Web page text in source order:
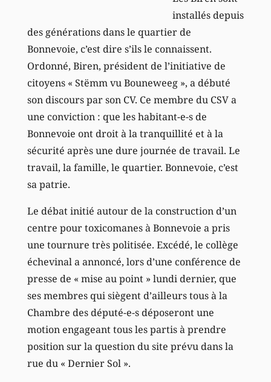
installés depuis
des générations dans le quartier de
Bonnevoie, c’est dire s’ils le connaissent.
Ordonné, Biren, président de l’initiative de
citoyens « Stëmm vu Bouneweeg », a débuté
son discours par son CV. Ce membre du CSV a
une conviction : que les habitant-e-s de
Bonnevoie ont droit à la tranquillité et à la
sécurité après une dure journée de travail. Le
travail, la famille, le quartier. Bonnevoie, c’est
sa patrie.
Le débat initié autour de la construction d’un
centre pour toxicomanes à Bonnevoie a pris
une tournure très politisée. Excédé, le collège
échevinal a annoncé, lors d’une conférence de
presse de « mise au point » lundi dernier, que
ses membres qui siègent d’ailleurs tous à la
Chambre des député-e-s déposeront une
motion engageant tous les partis à prendre
position sur la question du site prévu dans la
rue du « Dernier Sol ».